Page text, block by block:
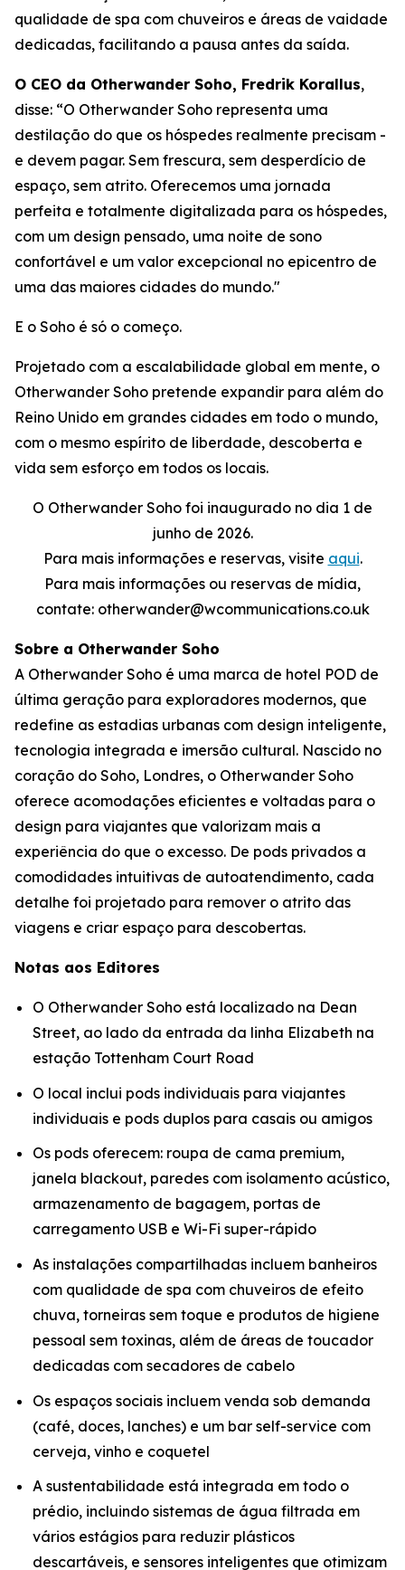
qualidade de spa com chuveiros e áreas de vaidade
dedicadas, facilitando a pausa antes da saída.
O CEO da Otherwander Soho, Fredrik Korallus,
disse: “O Otherwander Soho representa uma
destilação do que os hóspedes realmente precisam -
e devem pagar. Sem frescura, sem desperdício de
espaço, sem atrito. Oferecemos uma jornada
perfeita e totalmente digitalizada para os hóspedes,
com um design pensado, uma noite de sono
confortável e um valor excepcional no epicentro de
uma das maiores cidades do mundo."
E o Soho é só o começo.
Projetado com a escalabilidade global em mente, o
Otherwander Soho pretende expandir para além do
Reino Unido em grandes cidades em todo o mundo,
com o mesmo espírito de liberdade, descoberta e
vida sem esforço em todos os locais.
O Otherwander Soho foi inaugurado no dia 1 de
junho de 2026.
Para mais informações e reservas, visite aqui.
Para mais informações ou reservas de mídia,
contate: otherwander@wcommunications.co.uk
Sobre a Otherwander Soho
A Otherwander Soho é uma marca de hotel POD de
última geração para exploradores modernos, que
redefine as estadias urbanas com design inteligente,
tecnologia integrada e imersão cultural. Nascido no
coração do Soho, Londres, o Otherwander Soho
oferece acomodações eficientes e voltadas para o
design para viajantes que valorizam mais a
experiência do que o excesso. De pods privados a
comodidades intuitivas de autoatendimento, cada
detalhe foi projetado para remover o atrito das
viagens e criar espaço para descobertas.
Notas aos Editores
O Otherwander Soho está localizado na Dean
Street, ao lado da entrada da linha Elizabeth na
estação Tottenham Court Road
O local inclui pods individuais para viajantes
individuais e pods duplos para casais ou amigos
Os pods oferecem: roupa de cama premium,
janela blackout, paredes com isolamento acústico,
armazenamento de bagagem, portas de
carregamento USB e Wi-Fi super-rápido
As instalações compartilhadas incluem banheiros
com qualidade de spa com chuveiros de efeito
chuva, torneiras sem toque e produtos de higiene
pessoal sem toxinas, além de áreas de toucador
dedicadas com secadores de cabelo
Os espaços sociais incluem venda sob demanda
(café, doces, lanches) e um bar self-service com
cerveja, vinho e coquetel
A sustentabilidade está integrada em todo o
prédio, incluindo sistemas de água filtrada em
vários estágios para reduzir plásticos
descartáveis, e sensores inteligentes que otimizam